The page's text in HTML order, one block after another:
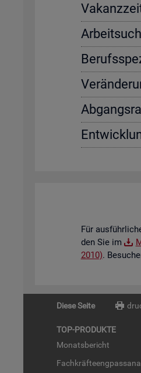
Für
den Sie im
2010).
Diese Seite
TOP-PRO­DUK­TE
Mo­nats­be­richt